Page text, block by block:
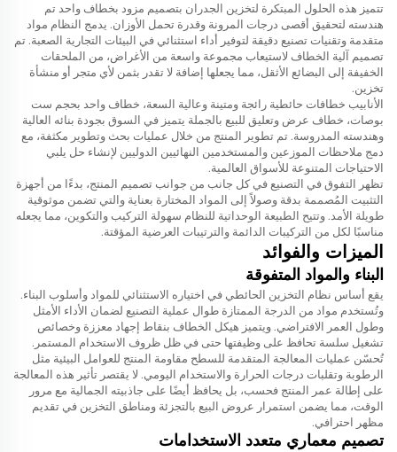
تتميز هذه الحلول المبتكرة لتخزين الجدران بتصميم مزود بخطاف واحد تم
هندسته لتحقيق أقصى درجات المرونة وقدرة تحمل الأوزان. يدمج النظام مواد
متقدمة وتقنيات تصنيع دقيقة لتوفير أداء استثنائي في البيئات التجارية الصعبة. تم
تصميم آلية الخطاف لاستيعاب مجموعة واسعة من الأغراض، من الملحقات
الخفيفة إلى البضائع الأثقل، مما يجعلها إضافة لا تقدر بثمن لأي متجر أو منشأة
تخزين.
الأنابيب خطافات حائطية رائجة ومتينة وعالية السعة، خطاف واحد بحجم ست
بوصات، خطاف عرض وتعليق للبيع بالجملة يتميز في السوق بجودة بنائه العالية
وهندسته المدروسة. تم تطوير المنتج من خلال عمليات بحث وتطوير مكثفة، مع
دمج ملاحظات الموزعين والمستخدمين النهائيين الدوليين لإنشاء حل يلبي
الاحتياجات المتنوعة للأسواق العالمية.
تظهر التفوق في التصنيع في كل جانب من جوانب تصميم المنتج، بدءًا من أجهزة
التثبيت المُصممة بدقة وصولاً إلى المواد المختارة بعناية والتي تضمن موثوقية
طويلة الأمد. وتتيح الطبيعة الوحداتية للنظام سهولة التركيب والتكوين، مما يجعله
مناسبًا لكل من التركيبات الدائمة والترتيبات العرضية المؤقتة.
الميزات والفوائد
البناء والمواد المتفوقة
يقع أساس نظام التخزين الحائطي في اختياره الاستثنائي للمواد وأسلوب البناء.
وتُستخدم مواد من الدرجة الممتازة طوال عملية التصنيع لضمان الأداء الأمثل
وطول العمر الافتراضي. ويتميز هيكل الخطاف بنقاط إجهاد معززة وخصائص
تشغيل سلسة تحافظ على وظيفتها حتى في ظل ظروف الاستخدام المستمر.
تُحسّن عمليات المعالجة المتقدمة للسطح مقاومة المنتج للعوامل البيئية مثل
الرطوبة وتقلبات درجات الحرارة والاستخدام اليومي. لا يقتصر تأثير هذه المعالجة
على إطالة عمر المنتج فحسب، بل يحافظ أيضًا على جاذبيته الجمالية مع مرور
الوقت، مما يضمن استمرار عروض البيع بالتجزئة ومناطق التخزين في تقديم
مظهر احترافي.
تصميم معماري متعدد الاستخدامات